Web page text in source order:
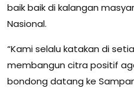
baik baik di kalangan
Nasional.
“Kami selalu katakan di
membangun citra positif
bondong datang ke